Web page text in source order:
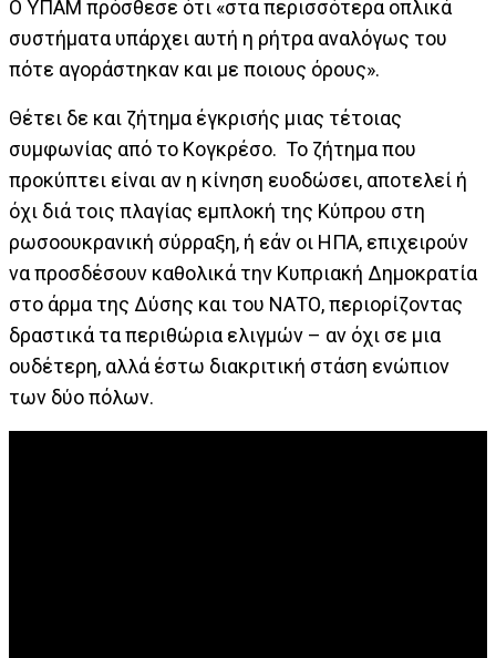
Ο ΥΠΑΜ πρόσθεσε ότι «στα περισσότερα οπλικά
συστήματα υπάρχει αυτή η ρήτρα αναλόγως του
πότε αγοράστηκαν και με ποιους όρους».
Θέτει δε και ζήτημα έγκρισής μιας τέτοιας
συμφωνίας από το Κογκρέσο. Το ζήτημα που
προκύπτει είναι αν η κίνηση ευοδώσει, αποτελεί ή
όχι διά τοις πλαγίας εμπλοκή της Κύπρου στη
ρωσοουκρανική σύρραξη, ή εάν οι ΗΠΑ, επιχειρούν
να προσδέσουν καθολικά την Κυπριακή Δημοκρατία
στο άρμα της Δύσης και του ΝΑΤΟ, περιορίζοντας
δραστικά τα περιθώρια ελιγμών – αν όχι σε μια
ουδέτερη, αλλά έστω διακριτική στάση ενώπιον
των δύο πόλων.